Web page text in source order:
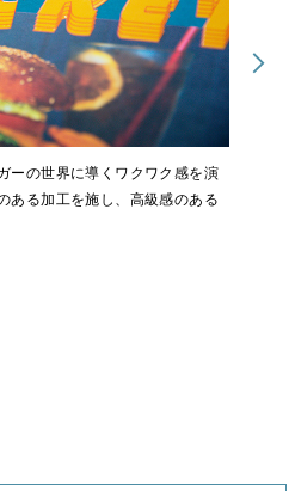
ーの世界に導くワクワク感を演
ある加工を施し、高級感のある